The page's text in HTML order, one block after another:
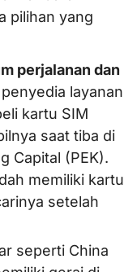
pilihan yang
perjalanan dan
layanan
kartu SIM
saat tiba di
Capital (PEK).
memiliki kartu
setelah
seperti China